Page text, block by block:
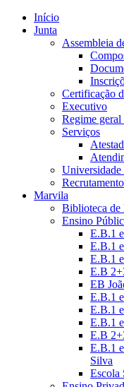
Início
Junta
Assembleia
Certificação
Executivo
Regime geral
Serviços
Recrutamento
Marvila
Biblioteca de
Ensino
E.B.1
E.B.1
E.B.1
E.B
EB
E.B.1
E.B.1
E.B.1
E.B
E.B.1
Silva
Escola